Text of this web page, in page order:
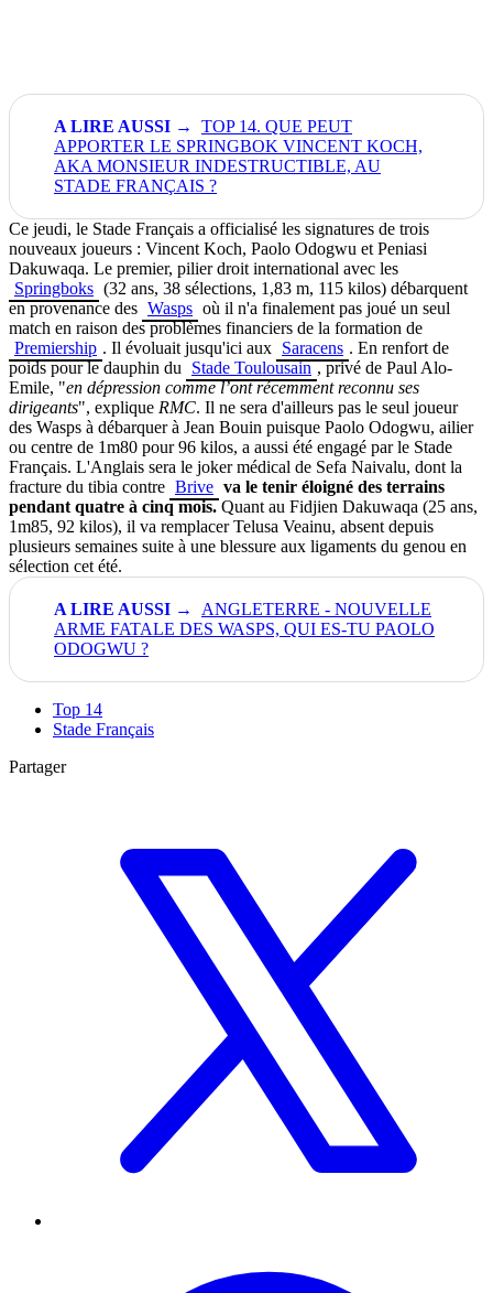
TOP 14. QUE PEUT
APPORTER LE SPRINGBOK VINCENT KOCH,
AKA MONSIEUR INDESTRUCTIBLE, AU
STADE FRANÇAIS ?
Ce jeudi, le Stade Français a officialisé les signatures de trois
nouveaux joueurs : Vincent Koch, Paolo Odogwu et Peniasi
Dakuwaqa. Le premier, pilier droit international avec les
Springboks (32 ans, 38 sélections, 1,83 m, 115 kilos) débarquent
en provenance des Wasps où il n'a finalement pas joué un seul
match en raison des problèmes financiers de la formation de
Premiership . Il évoluait jusqu'ici aux Saracens . En renfort de
poids pour le dauphin du
Stade Toulousain , privé de Paul Alo-
Emile, "en dépression comme l’ont récemment reconnu ses
dirigeants", explique RMC. Il ne sera d'ailleurs pas le seul joueur
des Wasps à débarquer à Jean Bouin puisque Paolo Odogwu, ailier
ou centre de 1m80 pour 96 kilos, a aussi été engagé par le Stade
Français. L'Anglais sera le joker médical de Sefa Naivalu, dont la
fracture du tibia contre Brive va le tenir éloigné des terrains
pendant quatre à cinq mois.Quant au Fidjien Dakuwaqa (25 ans,
1m85, 92 kilos), il va remplacerTelusa Veainu, absent depuis
plusieurs semaines suite à une blessure aux ligaments du genou en
sélection cet été.
ANGLETERRE - NOUVELLE
ARME FATALE DES WASPS, QUI ES-TU PAOLO
ODOGWU ?
Top 14
Stade Français
Partager